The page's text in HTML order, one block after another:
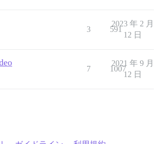
3 591
2023 年 2 月
12 日
7 1007
2021 年 9 月
12 日